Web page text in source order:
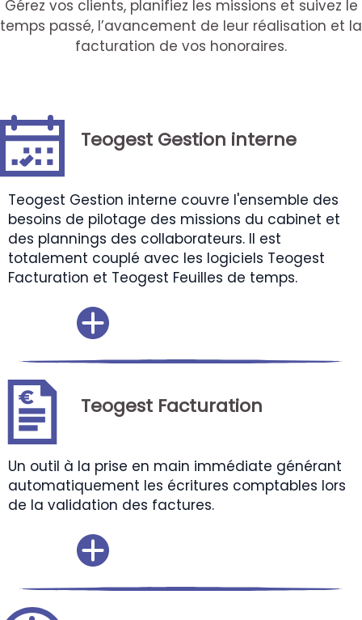
Gérez vos clients, planifiez les missions et suivez le
temps passé, l’avancement de leur réalisation et la
facturation de vos honoraires.
Teogest Gestion interne
Teogest Gestion interne couvre l'ensemble des
besoins de pilotage des missions du cabinet et
des plannings des collaborateurs. Il est
totalement couplé avec les logiciels Teogest
Facturation et Teogest Feuilles de temps.
Teogest Facturation
Un outil à la prise en main immédiate générant
automatiquement les écritures comptables lors
de la validation des factures.